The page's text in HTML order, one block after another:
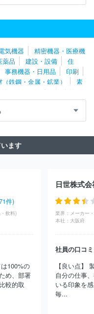
式会社
ニコニコのり株式
会社
社
伊那食品工業株式会
株式会社創味食品
はごろ
株式会社
株式会社柿安本
株式会社
よつ葉乳業株式
デリカ株式会社
ヤマサ醬油株式会社
株
イニシオフーズ株式会
式会社
キリンホールディ
株式会社
モランボン株式
谷自然食品
株式会社ヤク
オイリオグループ株式会社
マヨネーズ株式会社
株式
キユーピー株式会社
株式会
式会社
日清食品株式会
ュアフード株式会社
ＤＭ
気機器
精密機器・医療機
薬品 建設・設備
住
事務機器・日用品
印刷
（鉄鋼・金属・鉱業）
素
材（紙・パルプ）
素材
その他
ます
件)
飲料)
100%の
め、部署
較的取
日世株式
業界： メーカー
本社： 大阪府
社員の口コミ
【良い点】
自分の仕事
いる印象を
毎...